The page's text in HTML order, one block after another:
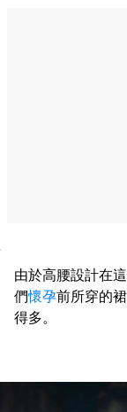
由於高腰設計在
們懷孕前所穿的
得多。